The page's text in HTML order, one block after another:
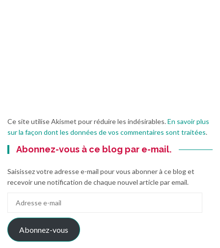
Ce site utilise Akismet pour réduire les indésirables.En savoir plus
sur la façon dont les données de vos commentaires sont traitées.
Abonnez-vous à ce blog par e-mail.
Saisissez votre adresse e-mail pour vous abonner à ce blog et
recevoir une notification de chaque nouvel article par email.
mail
Abonnez-vous